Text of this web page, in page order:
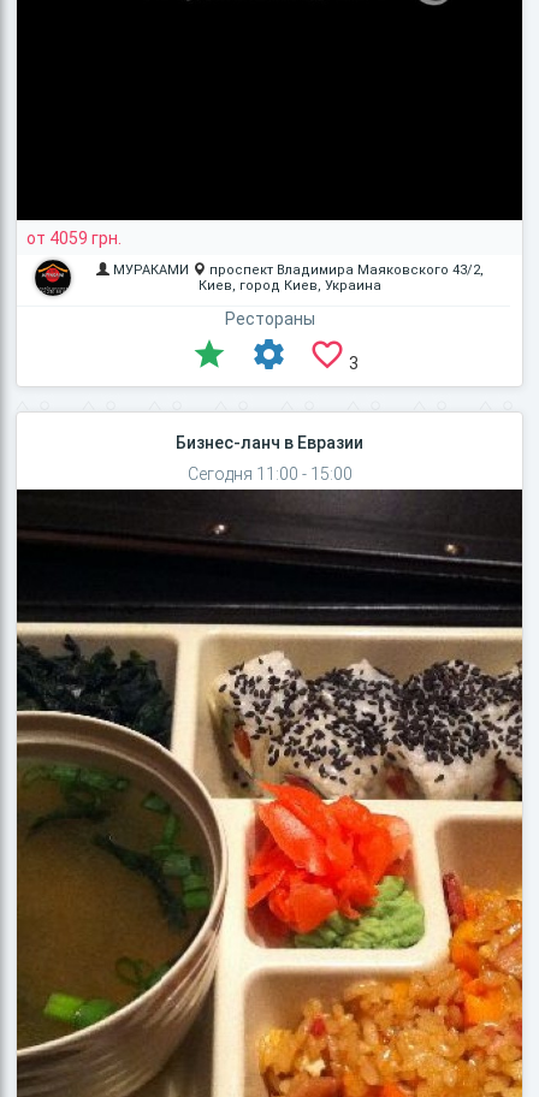
от 4059 грн.
МУРАКАМИ
проспект Владимира Маяковского 43/2,
Киев, город Киев, Украина
Рестораны
3
Бизнес-ланч в Евразии
Сегодня 11:00 - 15:00